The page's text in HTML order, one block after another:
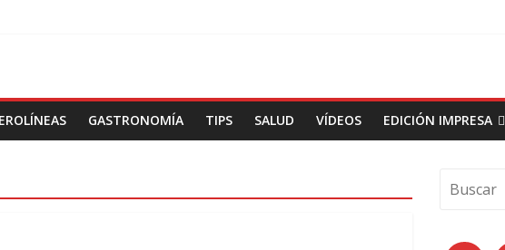
GASTRONOMÍA TIPS SALUD VÍDEOS EDICIÓN IMPRESA